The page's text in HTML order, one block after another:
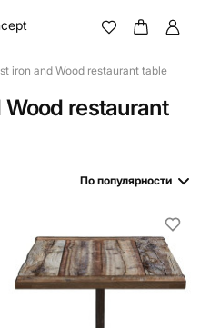
iron and Wood restaurant table
Wood restaurant
По популярности